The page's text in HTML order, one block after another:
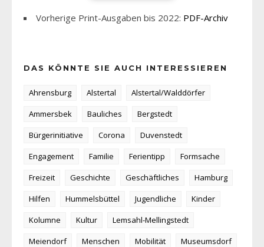
Vorherige Print-Ausgaben bis 2022: PDF-Archiv
DAS KÖNNTE SIE AUCH INTERESSIEREN
Ahrensburg Alstertal
Alstertal/Walddörfer
Ammersbek
Bauliches
Bergstedt
Bürgerinitiative
Corona
Duvenstedt
Engagement
Familie Ferientipp
Formsache
Freizeit
Geschichte Geschäftliches
Hamburg
Hilfen
Hummelsbüttel Jugendliche
Kinder
Kolumne
Kultur
Lemsahl-Mellingstedt
Meiendorf
Menschen Mobilität
Museumsdorf